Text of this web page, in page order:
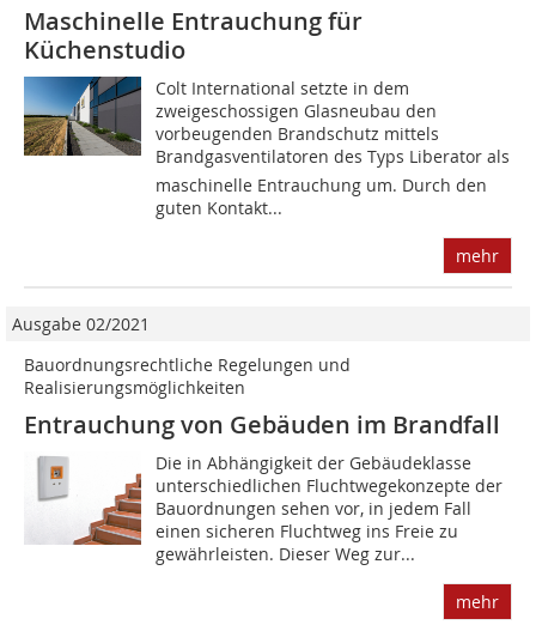
Maschinelle Entrauchung für
Küchenstudio
Colt International setzte in dem
zweigeschossigen Glasneubau den
vorbeugenden Brandschutz mittels
Brandgasventilatoren des Typs ­Liberator als
maschinelle Entrauchung um. Durch den
guten Kontakt...
mehr
Ausgabe 02/2021
Bauordnungsrechtliche Regelungen und
Realisierungsmöglichkeiten
Entrauchung von Gebäuden im Brandfall
Die in Abhängigkeit der Gebäudeklasse
unterschiedlichen Fluchtwegekonzepte der
Bauordnungen sehen vor, in jedem Fall
einen sicheren Fluchtweg ins Freie zu
gewährleisten. Dieser Weg zur...
mehr